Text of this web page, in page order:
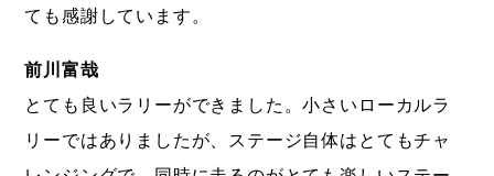
ても感謝しています。
前川富哉
とても良いラリーができました。小さいローカルラ
リーではありましたが、ステージ自体はとてもチャ